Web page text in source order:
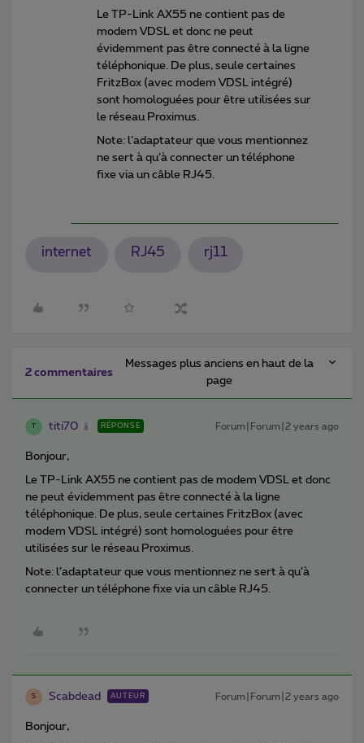
Le TP-Link AX55 ne contient pas de
modem VDSL et donc ne peut
évidemment pas être connecté à la ligne
téléphonique. De plus, seule certaines
FritzBox (avec modem VDSL intégré)
sont homologuées pour être utilisées sur
le réseau Proximus.
Note: l’adaptateur que vous mentionnez
ne sert à qu’à connecter un téléphone
fixe via un câble RJ45.
internet RJ45 rj11
2 commentaires
Messages plus anciens en haut de la
page
titi70 RÉPONSE Forum|Forum|2 years ago
Bonjour,
Le TP-Link AX55 ne contient pas de modem VDSL et donc
ne peut évidemment pas être connecté à la ligne
téléphonique. De plus, seule certaines FritzBox (avec
modem VDSL intégré) sont homologuées pour être
utilisées sur le réseau Proximus.
Note: l’adaptateur que vous mentionnez ne sert à qu’à
connecter un téléphone fixe via un câble RJ45.
S Scabdead AUTEUR Forum|Forum|2 years ago
Bonjour,